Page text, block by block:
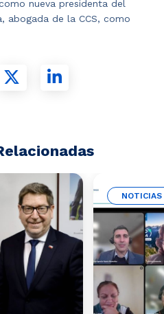
nueva presidenta del
abogada de la CCS, como
NOTICIAS